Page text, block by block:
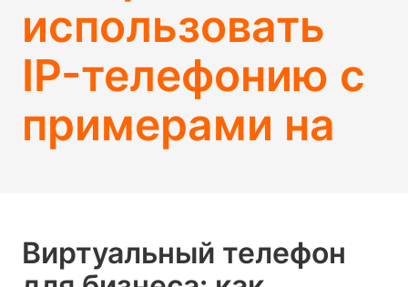
использовать
IP-телефонию с
примерами на
Виртуальный телефон